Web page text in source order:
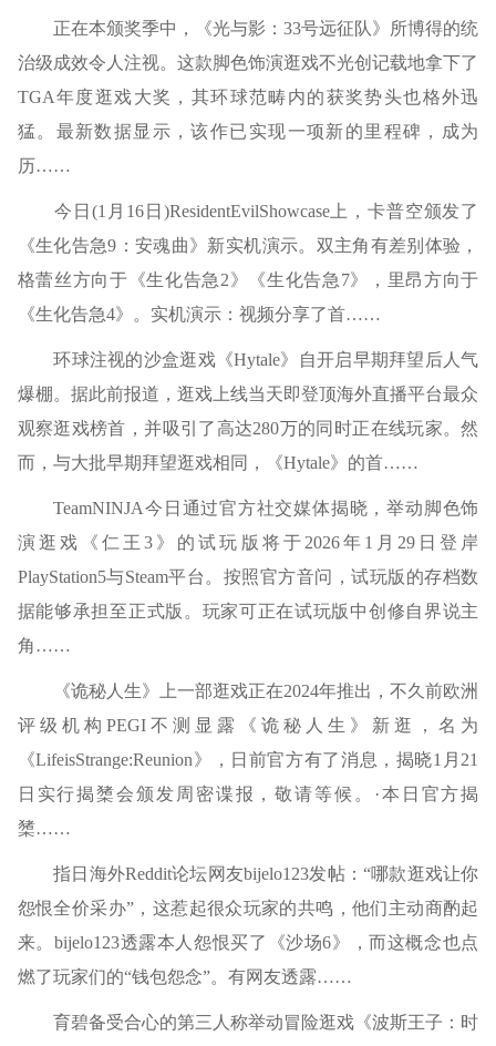
正在本颁奖季中，《光与影：33号远征队》所博得的统
治级成效令人注视。这款脚色饰演逛戏不光创记载地拿下了
TGA年度逛戏大奖，其环球范畴内的获奖势头也格外迅
猛。最新数据显示，该作已实现一项新的里程碑，成为
历……
今日(1月16日)ResidentEvilShowcase上，卡普空颁发了
《生化告急9：安魂曲》新实机演示。双主角有差别体验，
格蕾丝方向于《生化告急2》《生化告急7》，里昂方向于
《生化告急4》。实机演示：视频分享了首……
环球注视的沙盒逛戏《Hytale》自开启早期拜望后人气
爆棚。据此前报道，逛戏上线当天即登顶海外直播平台最众
观察逛戏榜首，并吸引了高达280万的同时正在线玩家。然
而，与大批早期拜望逛戏相同，《Hytale》的首……
TeamNINJA今日通过官方社交媒体揭晓，举动脚色饰
演逛戏《仁王3》的试玩版将于2026年1月29日登岸
PlayStation5与Steam平台。按照官方音问，试玩版的存档数
据能够承担至正式版。玩家可正在试玩版中创修自界说主
角……
《诡秘人生》上一部逛戏正在2024年推出，不久前欧洲
评级机构PEGI不测显露《诡秘人生》新逛，名为
《LifeisStrange:Reunion》，日前官方有了消息，揭晓1月21
日实行揭橥会颁发周密谍报，敬请等候。·本日官方揭
橥……
指日海外Reddit论坛网友bijelo123发帖：“哪款逛戏让你
怨恨全价采办”，这惹起很众玩家的共鸣，他们主动商酌起
来。bijelo123透露本人怨恨买了《沙场6》，而这概念也点
燃了玩家们的“钱包怨念”。有网友透露……
育碧备受合心的第三人称举动冒险逛戏《波斯王子：时